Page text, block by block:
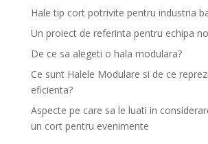
Hale tip cort potrivite pentru industria
Un proiect de referinta pentru echipa
De ce sa alegeti o hala modulara?
Ce sunt Halele Modulare si de ce
eficienta?
Aspecte pe care sa le luati in
un cort pentru evenimente